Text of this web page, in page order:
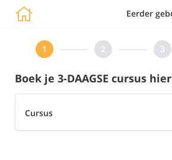
 Eerder
Boek je 3-DAAGSE cursus hier
Cursus